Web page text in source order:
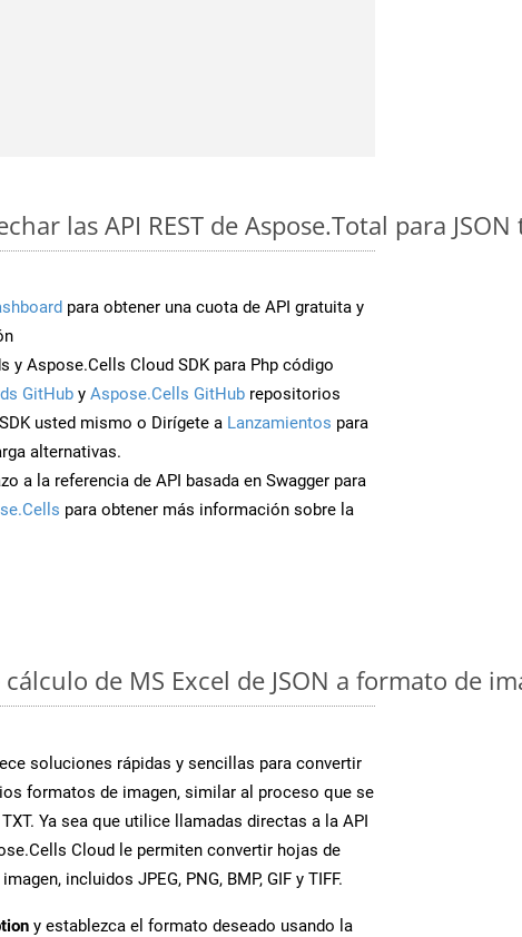
las API REST de Aspose.Total para JSON
para obtener una cuota de API gratuita y
y Aspose.Cells Cloud SDK para Php código
GitHub y Aspose.Cells GitHub repositorios
usted mismo o Dirígete a Lanzamientos para
alternativas.
a la referencia de API basada en Swagger para
para obtener más información sobre la
de MS Excel de JSON a formato de
soluciones rápidas y sencillas para convertir
formatos de imagen, similar al proceso que se
Ya sea que utilice llamadas directas a la API
Cloud le permiten convertir hojas de
incluidos JPEG, PNG, BMP, GIF y TIFF.
y establezca el formato deseado usando la